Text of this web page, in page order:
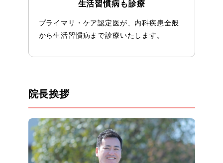
生活習慣病も診療
プライマリ・ケア認定医が、内科疾患全般
から生活習慣病まで診療いたします。
院長挨拶